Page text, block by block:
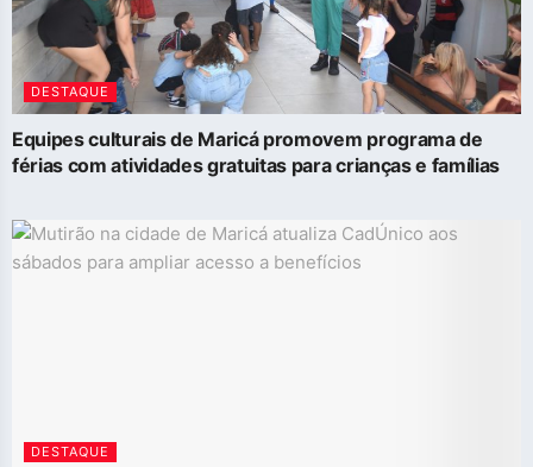
DESTAQUE
Equipes culturais de Maricá promovem programa de
férias com atividades gratuitas para crianças e famílias
DESTAQUE